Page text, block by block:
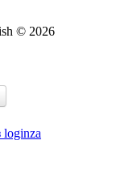
© 2026